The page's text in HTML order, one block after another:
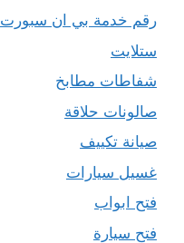
رقم خدمة بي ان سبورت
ستلايت
شفاطات مطابخ
صالونات حلاقة
صيانة تكييف
غسيل سيارات
فتح ابواب
فتح سيارة